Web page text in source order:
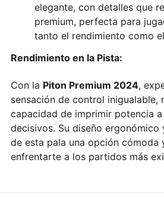
elegante, con detalles que
premium, perfecta para
tanto el rendimiento como
Rendimiento en la Pista:
Con la Piton Premium 2024,
sensación de control inigualable,
capacidad de imprimir potencia
decisivos. Su diseño ergonómico
de esta pala una opción cómoda
enfrentarte a los partidos más